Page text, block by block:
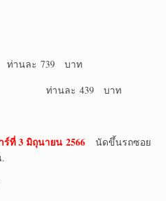
านละ 739 บาท
นละ 439 บาท
ร์ที่ 3 มิถุนายน 2566
นัดขึ้นรถซอย